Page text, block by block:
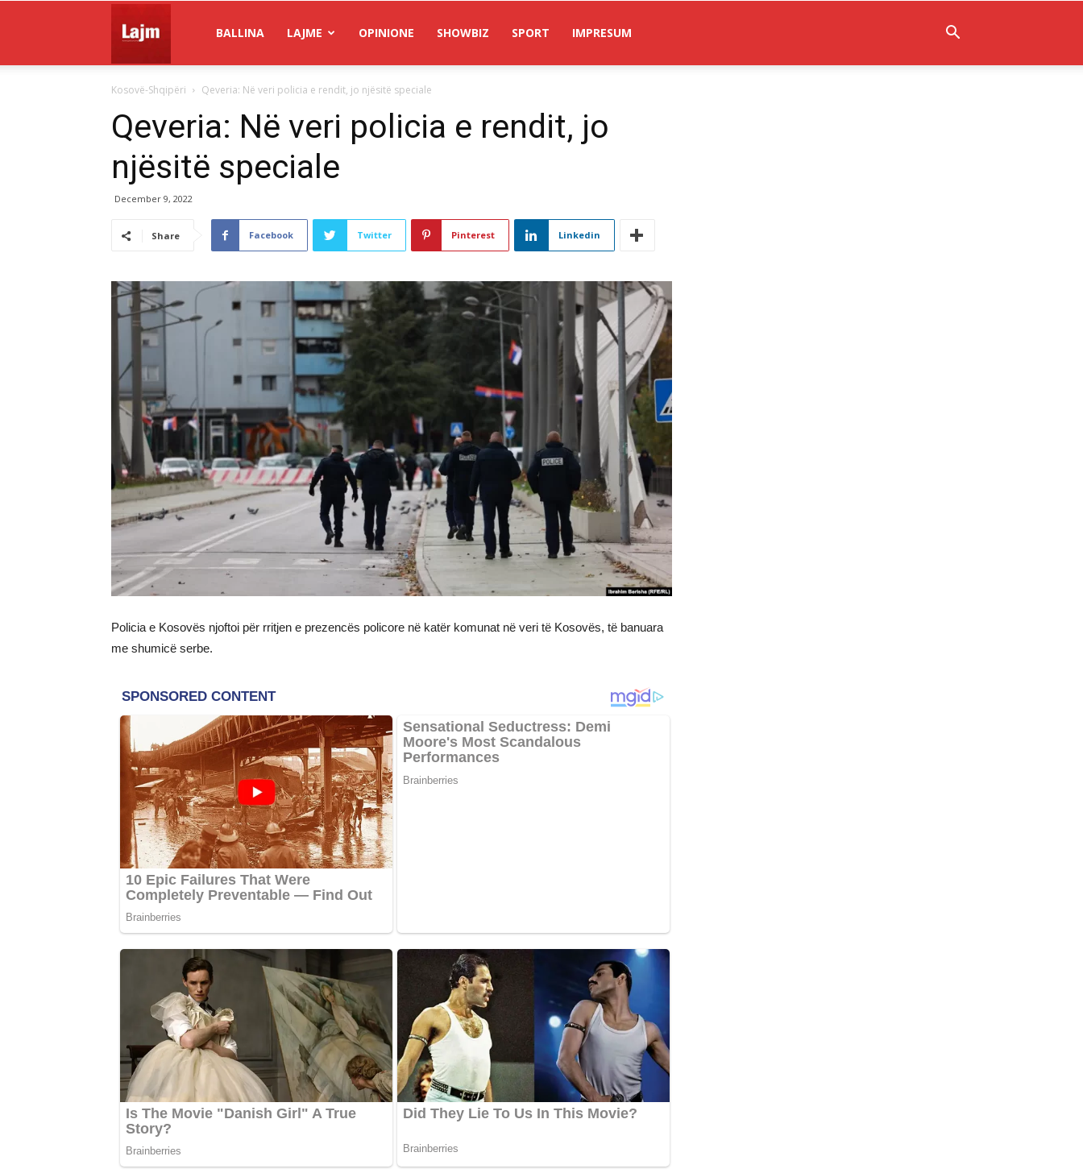
Lajm
BALLINA LAJME OPINIONE SHOWBIZ SPORT IMPRESUM
Kosovë-Shqipëri Qeveria: Në veri policia e rendit, jo njësitë speciale
Qeveria: Në veri policia e rendit, jo
njësitë speciale
December 9, 2022
Share Facebook Twitter Pinterest Linkedin
Policia e Kosovës njoftoi për rritjen e prezencës policore në katër komunat në veri të Kosovës, të banuara
me shumicë serbe.